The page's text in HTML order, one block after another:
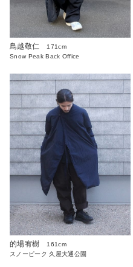
鳥越敬仁
171cm
Snow Peak Back Office
的場宥樹
161cm
スノーピーク 久屋大通公園